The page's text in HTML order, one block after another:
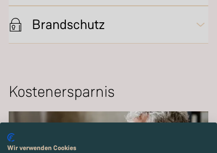
Brandschutz
Kostenersparnis
Wir verwenden Cookies